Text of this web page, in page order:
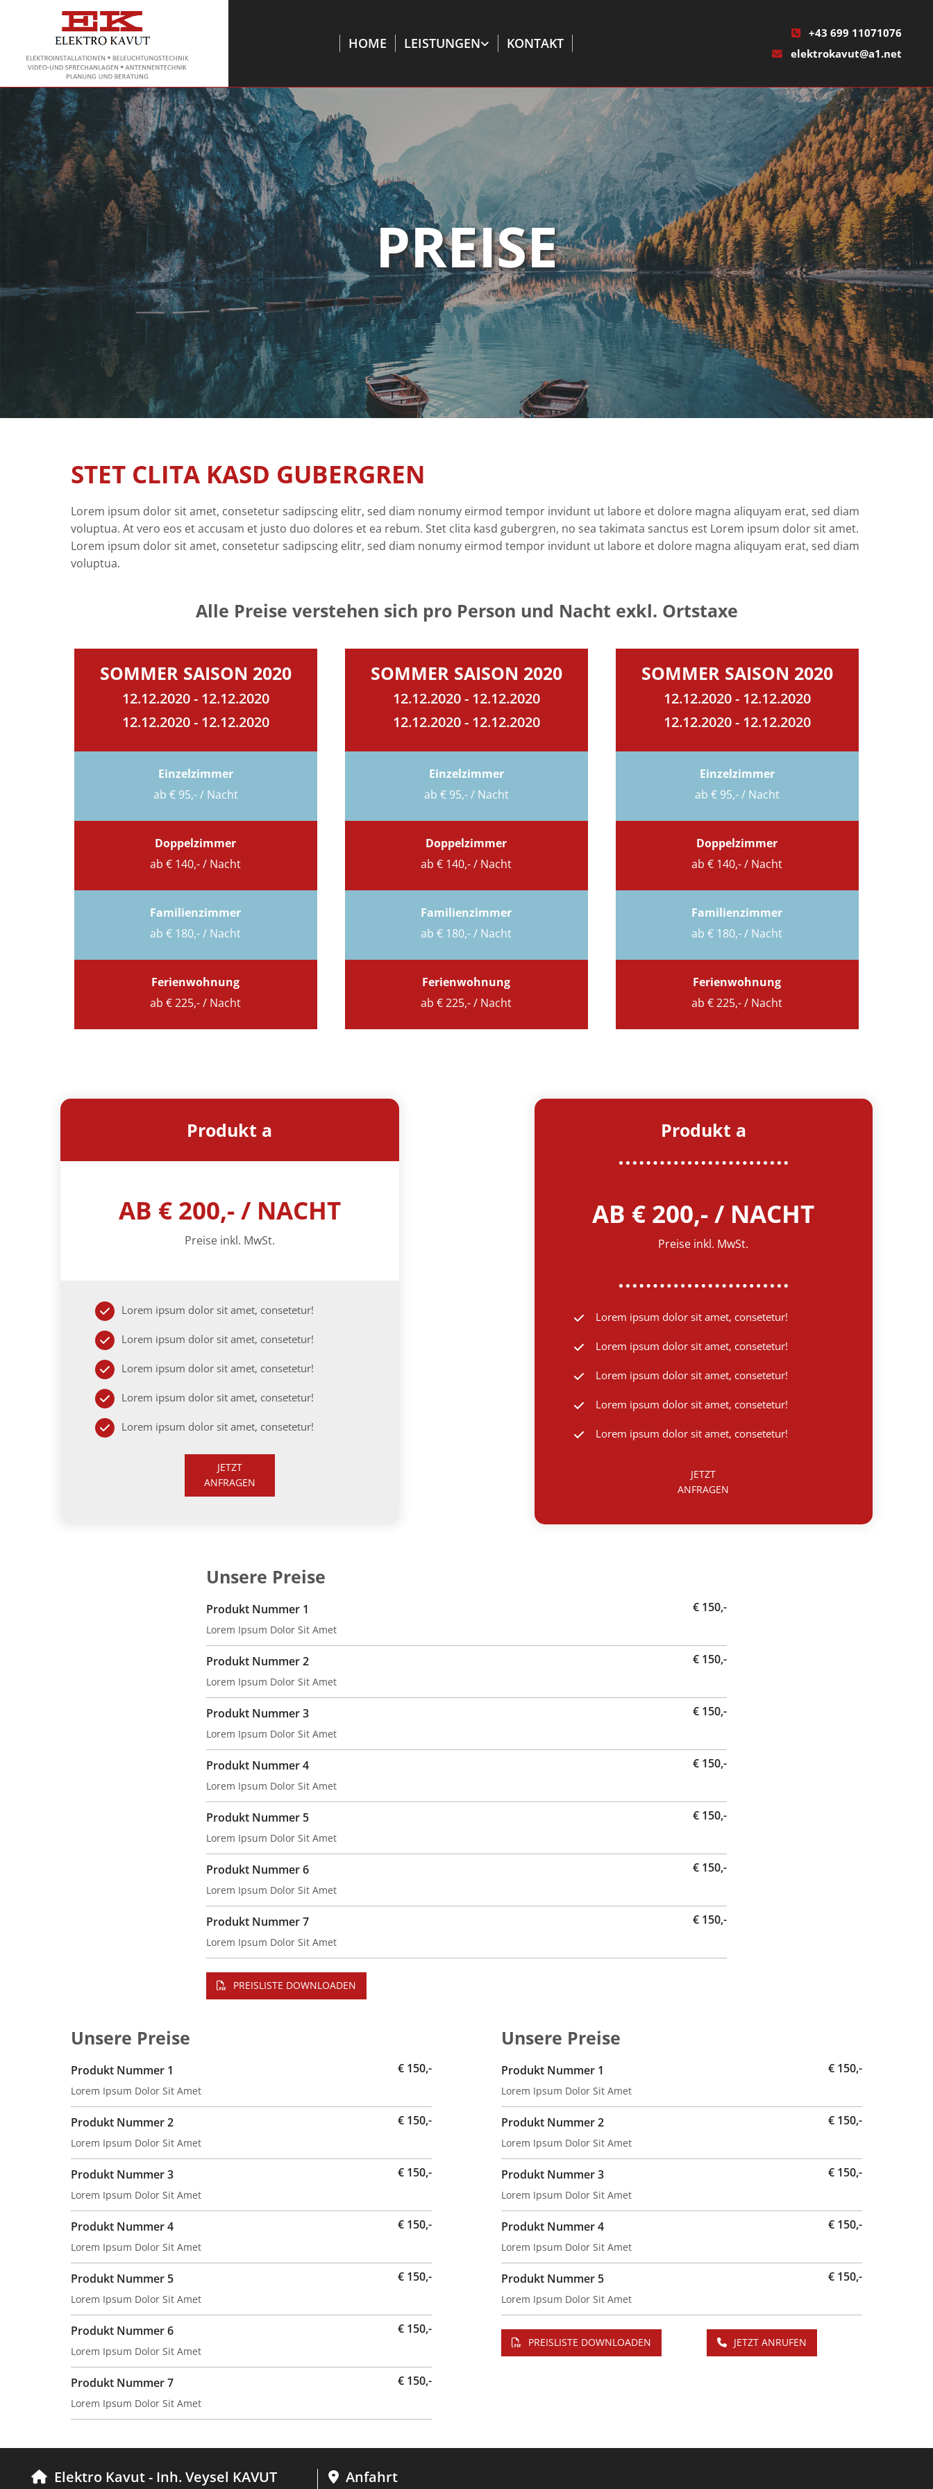
HOME LEISTUNGEN KONTAKT
 +43 699 11071076
 elektrokavut@a1.net
PREISE
STET CLITA KASD GUBERGREN
Lorem ipsum dolor sit amet, consetetur sadipscing elitr, sed diam nonumy eirmod tempor invidunt ut labore et dolore magna aliquyam erat, sed diam
voluptua. At vero eos et accusam et justo duo dolores et ea rebum. Stet clita kasd gubergren, no sea takimata sanctus est Lorem ipsum dolor sit amet.
Lorem ipsum dolor sit amet, consetetur sadipscing elitr, sed diam nonumy eirmod tempor invidunt ut labore et dolore magna aliquyam erat, sed diam
voluptua.
Alle Preise verstehen sich pro Person und Nacht exkl. Ortstaxe
SOMMER SAISON 2020
12.12.2020 - 12.12.2020
12.12.2020 - 12.12.2020
Einzelzimmer
ab € 95,- / Nacht
Doppelzimmer
ab € 140,- / Nacht
Familienzimmer
ab € 180,- / Nacht
Ferienwohnung
ab € 225,- / Nacht
SOMMER SAISON 2020
12.12.2020 - 12.12.2020
12.12.2020 - 12.12.2020
Einzelzimmer
ab € 95,- / Nacht
Doppelzimmer
ab € 140,- / Nacht
Familienzimmer
ab € 180,- / Nacht
Ferienwohnung
ab € 225,- / Nacht
SOMMER SAISON 2020
12.12.2020 - 12.12.2020
12.12.2020 - 12.12.2020
Einzelzimmer
ab € 95,- / Nacht
Doppelzimmer
ab € 140,- / Nacht
Familienzimmer
ab € 180,- / Nacht
Ferienwohnung
ab € 225,- / Nacht
Produkt a
AB € 200,- / NACHT
Preise inkl. MwSt.
Lorem ipsum dolor sit amet, consetetur!
Lorem ipsum dolor sit amet, consetetur!
Lorem ipsum dolor sit amet, consetetur!
Lorem ipsum dolor sit amet, consetetur!
Lorem ipsum dolor sit amet, consetetur!
JETZT
ANFRAGEN
Produkt a
AB € 200,- / NACHT
Preise inkl. MwSt.
Lorem ipsum dolor sit amet, consetetur!
Lorem ipsum dolor sit amet, consetetur!
Lorem ipsum dolor sit amet, consetetur!
Lorem ipsum dolor sit amet, consetetur!
Lorem ipsum dolor sit amet, consetetur!
JETZT
ANFRAGEN
Unsere Preise
Produkt Nummer 1 € 150,-
Lorem Ipsum Dolor Sit Amet
Produkt Nummer 2 € 150,-
Lorem Ipsum Dolor Sit Amet
Produkt Nummer 3 € 150,-
Lorem Ipsum Dolor Sit Amet
Produkt Nummer 4 € 150,-
Lorem Ipsum Dolor Sit Amet
Produkt Nummer 5 € 150,-
Lorem Ipsum Dolor Sit Amet
Produkt Nummer 6 € 150,-
Lorem Ipsum Dolor Sit Amet
Produkt Nummer 7 € 150,-
Lorem Ipsum Dolor Sit Amet
PREISLISTE DOWNLOADEN
Unsere Preise
Produkt Nummer 1 € 150,-
Lorem Ipsum Dolor Sit Amet
Produkt Nummer 2 € 150,-
Lorem Ipsum Dolor Sit Amet
Produkt Nummer 3 € 150,-
Lorem Ipsum Dolor Sit Amet
Produkt Nummer 4 € 150,-
Lorem Ipsum Dolor Sit Amet
Produkt Nummer 5 € 150,-
Lorem Ipsum Dolor Sit Amet
Produkt Nummer 6 € 150,-
Lorem Ipsum Dolor Sit Amet
Produkt Nummer 7 € 150,-
Lorem Ipsum Dolor Sit Amet
Unsere Preise
Produkt Nummer 1 € 150,-
Lorem Ipsum Dolor Sit Amet
Produkt Nummer 2 € 150,-
Lorem Ipsum Dolor Sit Amet
Produkt Nummer 3 € 150,-
Lorem Ipsum Dolor Sit Amet
Produkt Nummer 4 € 150,-
Lorem Ipsum Dolor Sit Amet
Produkt Nummer 5 € 150,-
Lorem Ipsum Dolor Sit Amet
PREISLISTE DOWNLOADEN JETZT ANRUFEN
 Elektro Kavut - Inh. Veysel KAVUT Anfahrt